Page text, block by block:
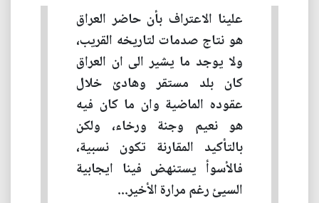
علينا الاعتراف بأن حاضر العراق
هو نتاج صدمات لتاريخه القريب،
ولا يوجد ما يشير الى ان العراق
كان بلد مستقر وهادئ خلال
عقوده الماضية وان ما كان فيه
هو نعيم وجنة ورخاء، ولكن
بالتأكيد المقارنة تكون نسبية،
فالأسوأ يستنهض فينا ايجابية
السيئ رغم مرارة الأخير...